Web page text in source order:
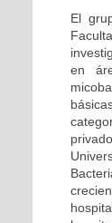
El
en